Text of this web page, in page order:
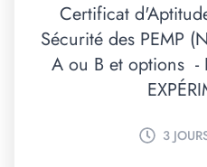
Certificat
Sécurité des PEMP
A ou B et options -
3